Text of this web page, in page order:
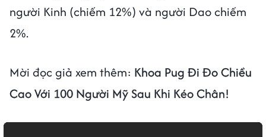
người Kinh (chiếm 12%) và người Dao chiếm
2%.
Mời đọc giả xem thêm: Khoa Pug Đi Đo Chiều
Cao Với 100 Người Mỹ Sau Khi Kéo Chân!